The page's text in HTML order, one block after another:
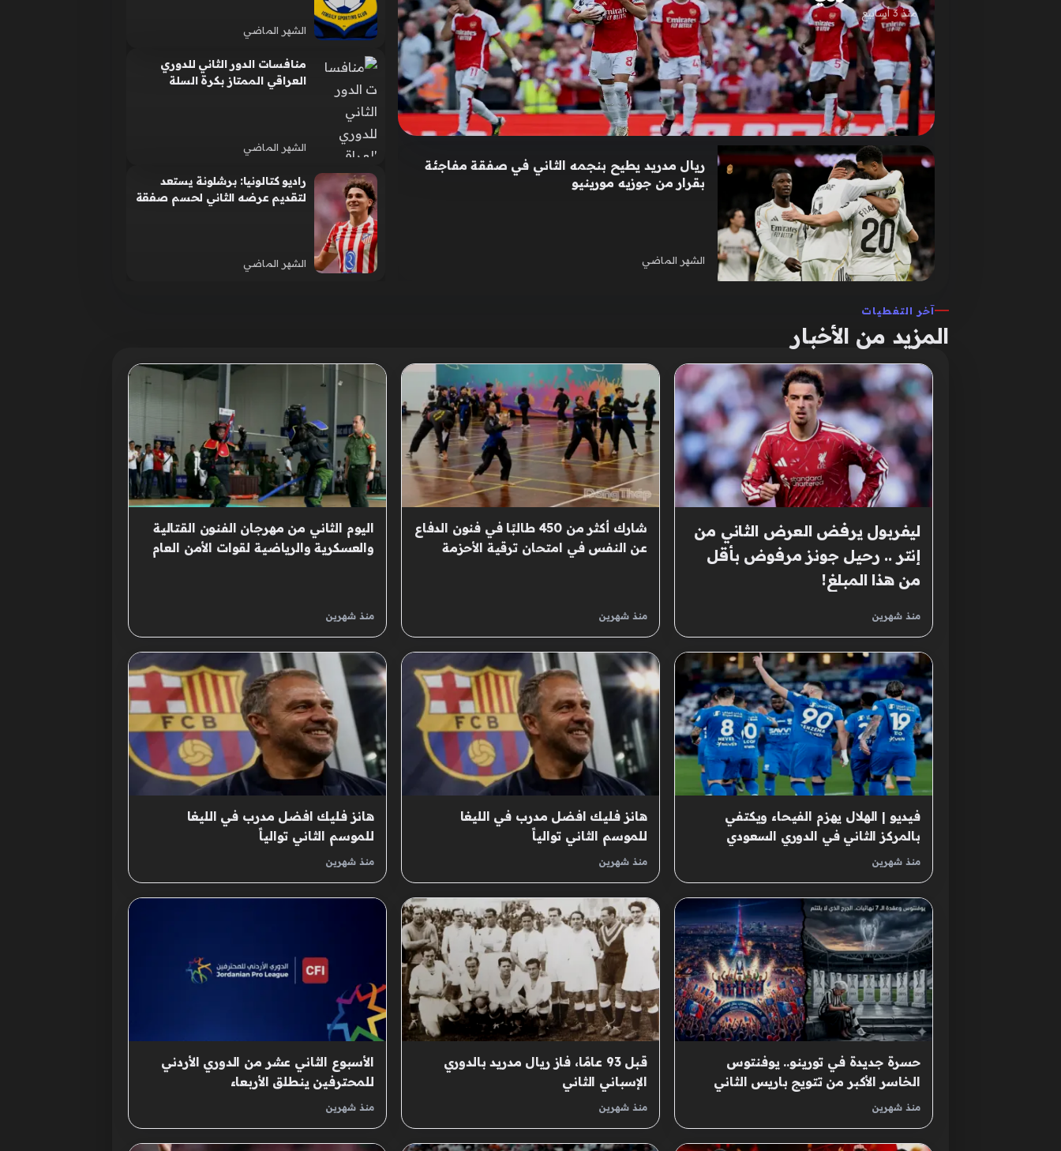
منذ 3 أسابيع
ريال مدريد يطيح بنجمه الثاني في صفقة مفاجئة
بقرار من جوزيه مورينيو
الشهر الماضي
الشهر الماضي
منافسات الدور الثاني للدوري
العراقي الممتاز بكرة السلة
الشهر الماضي
راديو كتالونيا: برشلونة يستعد
لتقديم عرضه الثاني لحسم صفقة
الشهر الماضي
آخر التغطيات
المزيد من الأخبار
ليفربول يرفض العرض الثاني من
إنتر .. رحيل جونز مرفوض بأقل
من هذا المبلغ!
منذ شهرين
شارك أكثر من 450 طالبًا في فنون الدفاع
عن النفس في امتحان ترقية الأحزمة
منذ شهرين
اليوم الثاني من مهرجان الفنون القتالية
والعسكرية والرياضية لقوات الأمن العام
منذ شهرين
فيديو | الهلال يهزم الفيحاء ويكتفي
بالمركز الثاني في الدوري السعودي
منذ شهرين
هانز فليك افضل مدرب في الليغا
للموسم الثاني توالياً
منذ شهرين
هانز فليك افضل مدرب في الليغا
للموسم الثاني توالياً
منذ شهرين
حسرة جديدة في تورينو.. يوفنتوس
الخاسر الأكبر من تتويج باريس الثاني
بدوري الأبطال
منذ شهرين
قبل 93 عامًا، فاز ريال مدريد بالدوري
الإسباني الثاني
منذ شهرين
الأسبوع الثاني عشر من الدوري الأردني
للمحترفين ينطلق الأربعاء
منذ شهرين